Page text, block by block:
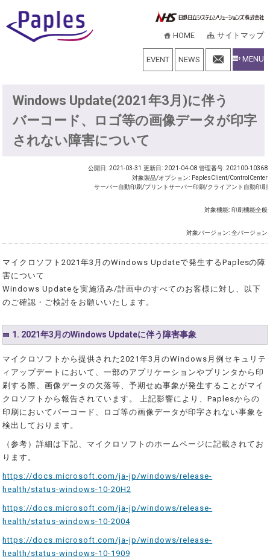
HOME サイトマップ
MENU
NEWS
EVENT
Windows Update(2021年3月)に伴う
バーコード、ロゴ等の画像データが印字
されない障害について
公開日: 2021-03-31 更新日: 2021-04-08 管理番号: 202100-10368
対象製品/オプション: PaplesClient/ControlCenter
サーバー自動印刷/プリントサーバー印刷/クライアント自動印刷
対象機能: 印刷機能全般
対象バージョン: 全バージョン
マイクロソフト2021年3月のWindows Updateで発生するPaplesの障
害について
Windows Updateを実施済み/計画中のすべてのお客様に対し、以下
のご確認・ご検討をお願いいたします。
1. 2021年3月のWindows Updateに伴う障害事象
マイクロソフトから提供された2021年3月のWindows月例セキュリテ
ィアップデートにおいて、一部のアプリケーションやプリンタから印
刷する際、画像データの欠落等、予期せぬ事象が発生することがマイ
クロソフトから報告されています。 上記影響により、Paplesからの
印刷においてバーコード、ロゴ等の画像データが印字されない事象を
検出しております。
（参考）詳細は下記、マイクロソフトのホームページに記載されてお
ります。
https://docs.microsoft.com/ja-jp/windows/release-
health/status-windows-10-20H2
https://docs.microsoft.com/ja-jp/windows/release-
health/status-windows-10-2004
https://docs.microsoft.com/ja-jp/windows/release-
health/status-windows-10-1909